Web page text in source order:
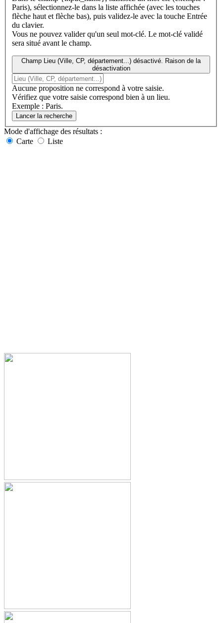
Paris), sélectionnez-le dans la liste affichée (avec les touches
flèche haut et flèche bas), puis validez-le avec la touche Entrée
du clavier.
Vous ne pouvez valider qu'un seul mot-clé. Le mot-clé validé
sera situé avant le champ.
Champ Lieu (Ville, CP, département...) désactivé. Raison de la
désactivation
Aucune proposition ne correspond à votre saisie.
Vérifiez que votre saisie correspond bien à un lieu.
Exemple : Paris.
Lancer la recherche
Mode d'affichage des résultats :
Carte
Liste